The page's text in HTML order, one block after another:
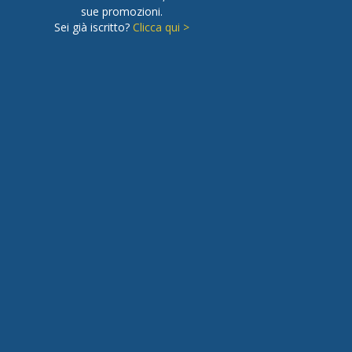
sue promozioni.
Sei già iscritto?Clicca qui >